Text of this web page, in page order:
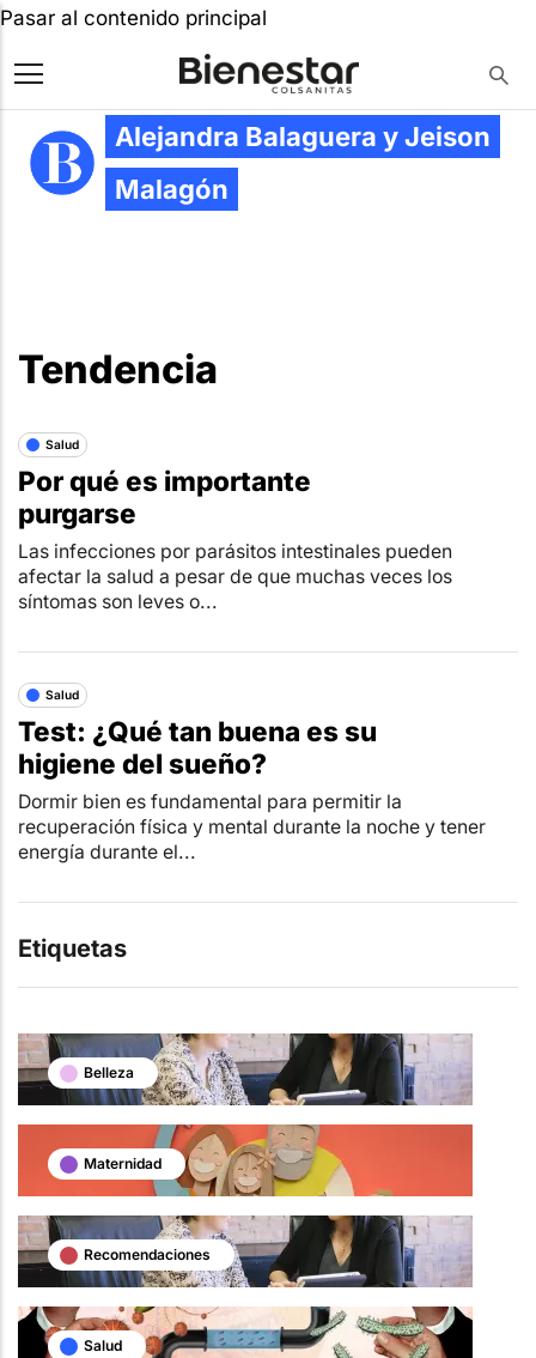
Pasar al contenido principal
Alejandra Balaguera y Jeison
Malagón
Tendencia
Salud
Por qué es importante
purgarse
Las infecciones por parásitos intestinales pueden
afectar la salud a pesar de que muchas veces los
síntomas son leves o...
Salud
Test: ¿Qué tan buena es su
higiene del sueño?
Dormir bien es fundamental para permitir la
recuperación física y mental durante la noche y tener
energía durante el...
Etiquetas
Belleza
Maternidad
Recomendaciones
Salud